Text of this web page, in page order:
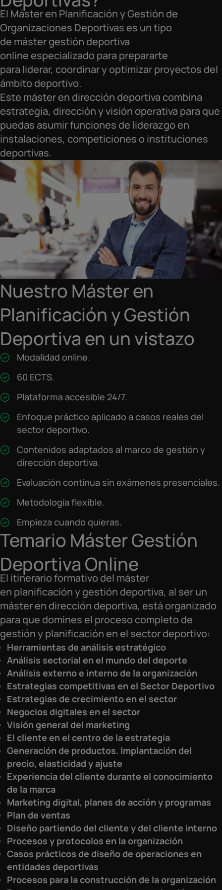
El Máster en Planificación y Gestión de
Organizaciones Deportivas es un tipo
de máster gestión deportiva
online especializado para prepararte
para liderar, coordinar y optimizar proyectos del
ámbito deportivo.
Este máster en dirección deportiva combina
estrategia, dirección y visión operativa para que
puedas asumir funciones de liderazgo en
instalaciones, competiciones o instituciones
deportivas.
Nuestro Máster en
Planificación y Gestión
Deportiva en un vistazo
Modalidad online.
60 ECTS.
Plataforma accesible 24/7.
Enfoque práctico aplicado a casos reales del
sector deportivo.
Contenidos adaptados al marco de gestión y
dirección deportiva.
Evaluación continua sin exámenes presenciales.
Metodología flexible.
Empieza cuando quieras.
Temario Máster Gestión
Deportiva Online
El itinerario formativo del máster
en planificación y gestión deportiva, al ser un
máster en dirección deportiva, está organizado
para que domines el proceso completo de
gestión y planificación en el sector deportivo:
Herramientas de análisis estratégico
Análisis sectorial en el mundo del deporte
Análisis externo e interno de la organización
Estrategias competitivas en el Sector Deportivo
Estrategias de crecimiento en el sector
Negocios digitales en el sector
Visión general del marketing
El cliente en el centro de la estrategia
Generación de productos. Implantación del
precio, elasticidad y ajuste
Experiencia del cliente durante el conocimiento
de la marca
Marketing digital, planes de acción y programas
Plan de ventas
Diseño partiendo del cliente y del cliente interno
Procesos y protocolos en la organización
Casos prácticos de diseño de operaciones en
entidades deportivas
Procesos para la construcción de la organización